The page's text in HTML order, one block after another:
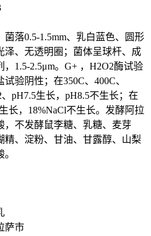
落0.5-1.5mm、乳白蓝色、圆形
泽、无透明圈；菌体呈球杆、成
1.5-2.5μm。G+ ，H2O2酶试验
验阴性；在350C、400C、
pH7.5生长，pH8.5不生长；在
长，18%NaCl不生长。发酵阿拉
，不发酵鼠李糖、乳糖、麦芽
精、淀粉、甘油、甘露醇、山梨
萨市